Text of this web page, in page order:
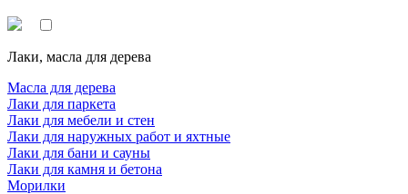
Лаки, масла для дерева
Масла для дерева
Лаки для паркета
Лаки для мебели и стен
Лаки для наружных работ и яхтные
Лаки для бани и сауны
Лаки для камня и бетона
Морилки